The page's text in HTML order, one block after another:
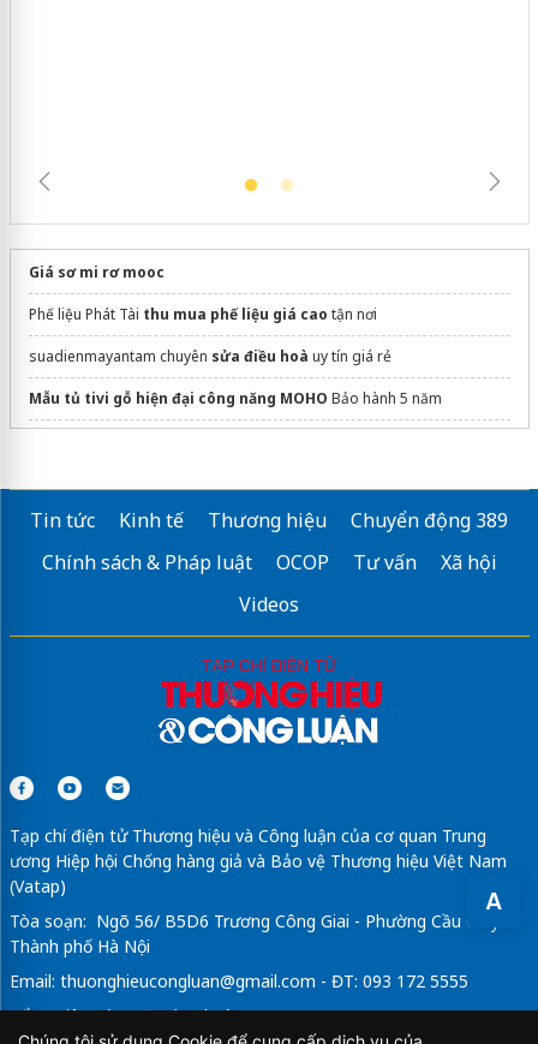
A
Giá sơ mi rơ mooc
Phế liệu Phát Tài thu mua phế liệu giá cao tận nơi
suadienmayantam chuyên sửa điều hoà uy tín giá rẻ
Mẫu tủ tivi gỗ hiện đại công năng MOHO Bảo hành 5 năm
Tham khảo Xe tải 1 tấn uy tín
Sửa máy rửa bát bosch
Tin tức Kinh tế Thương hiệu
Chuyển động 389
Chính sách & Pháp luật
OCOP Tư vấn
Xã hội
Videos
Tạp chí điện tử Thương hiệu và Công luận của cơ quan Trung
ương Hiệp hội Chống hàng giả và Bảo vệ Thương hiệu Việt Nam
(Vatap)
Tòa soạn: Ngõ 56/ B5D6 Trương Công Giai - Phường Cầu Giấy -
Thành phố Hà Nội
Email: thuonghieucongluan@gmail.com - ĐT: 093 172 5555
Tổng Biên Tập: Vũ Đức Thuận